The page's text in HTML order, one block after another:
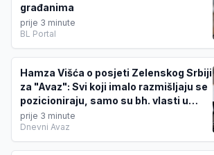
građanima
prije 3 minute
BL Portal
Hamza Višća o posjeti Zelenskog Srbiji
za "Avaz": Svi koji imalo razmišljaju se
pozicioniraju, samo su bh. vlasti u
predizbornom sevdahu
prije 3 minute
Dnevni Avaz